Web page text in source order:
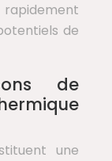
de
de
une